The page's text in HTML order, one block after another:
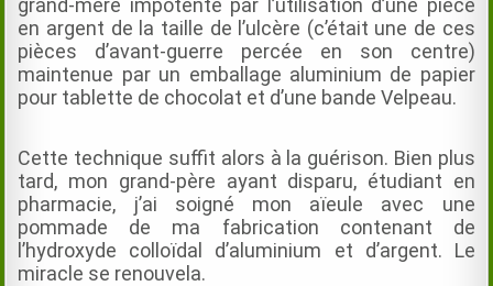
grand-mère impotente par l’utilisation d’une pièce
en argent de la taille de l’ulcère (c’était une de ces
pièces d’avant-guerre percée en son centre)
maintenue par un emballage aluminium de papier
pour tablette de chocolat et d’une bande Velpeau.
Cette technique suffit alors à la guérison. Bien plus
tard, mon grand-père ayant disparu, étudiant en
pharmacie, j’ai soigné mon aïeule avec une
pommade de ma fabrication contenant de
l’hydroxyde colloïdal d’aluminium et d’argent. Le
miracle se renouvela.